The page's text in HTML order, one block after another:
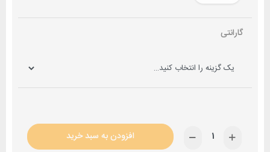
گارانتی
افزودن به سبد خرید